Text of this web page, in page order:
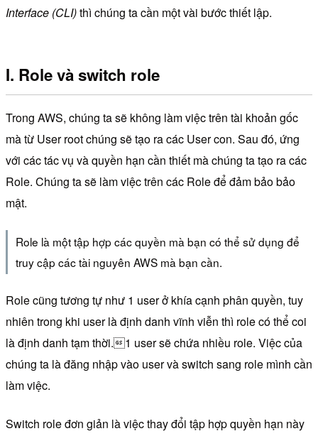
Interface (CLI)thì chúng ta cần một vài bước thiết lập.
I. Role và switch role
Trong AWS, chúng ta sẽ không làm việc trên tài khoản gốc
mà từ User root chúng sẽ tạo ra các User con. Sau đó, ứng
với các tác vụ và quyền hạn cần thiết mà chúng ta tạo ra các
Role. Chúng ta sẽ làm việc trên các Role để đảm bảo bảo
mật.
Role là một tập hợp các quyền mà bạn có thể sử dụng để
truy cập các tài nguyên AWS mà bạn cần.
Role cũng tương tự như 1 user ở khía cạnh phân quyền, tuy
nhiên trong khi user là định danh vĩnh viễn thì role có thể coi
là định danh tạm thời.1 user sẽ chứa nhiều role. Việc của
chúng ta là đăng nhập vào user và switch sang role mình cần
làm việc.
Switch role đơn giản là việc thay đổi tập hợp quyền hạn này